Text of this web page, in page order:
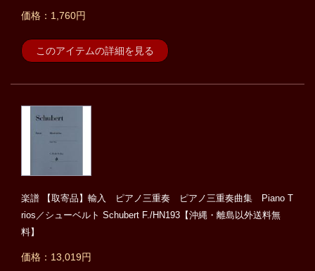
価格：1,760円
このアイテムの詳細を見る
楽譜 【取寄品】輸入 ピアノ三重奏 ピアノ三重奏曲集 Piano T
rios／シューベルト Schubert F./HN193【沖縄・離島以外送料無
料】
価格：13,019円